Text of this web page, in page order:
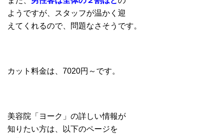
ようですが、スタッフが温かく迎
えてくれるので、問題なさそうです。
カット料金は、7020円～です。
美容院「ヨーク」の詳しい情報が
知りたい方は、以下のページを